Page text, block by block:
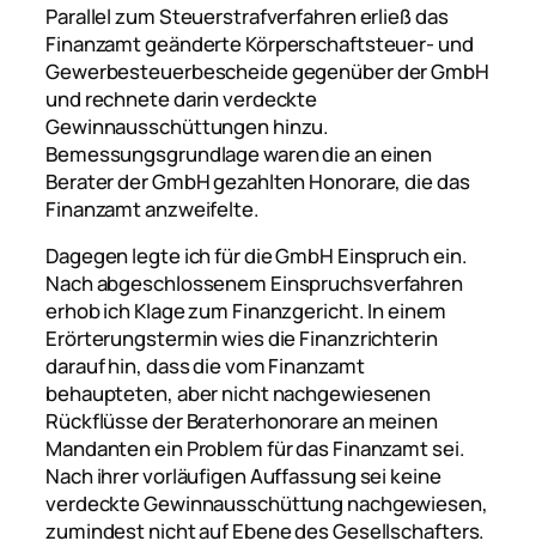
Parallel zum Steuerstrafverfahren erließ das
Finanzamt geänderte Körperschaftsteuer- und
Gewerbesteuerbescheide gegenüber der GmbH
und rechnete darin verdeckte
Gewinnausschüttungen hinzu.
Bemessungsgrundlage waren die an einen
Berater der GmbH gezahlten Honorare, die das
Finanzamt anzweifelte.
Dagegen legte ich für die GmbH Einspruch ein.
Nach abgeschlossenem Einspruchsverfahren
erhob ich Klage zum Finanzgericht. In einem
Erörterungstermin wies die Finanzrichterin
darauf hin, dass die vom Finanzamt
behaupteten, aber nicht nachgewiesenen
Rückflüsse der Beraterhonorare an meinen
Mandanten ein Problem für das Finanzamt sei.
Nach ihrer vorläufigen Auffassung sei keine
verdeckte Gewinnausschüttung nachgewiesen,
zumindest nicht auf Ebene des Gesellschafters.